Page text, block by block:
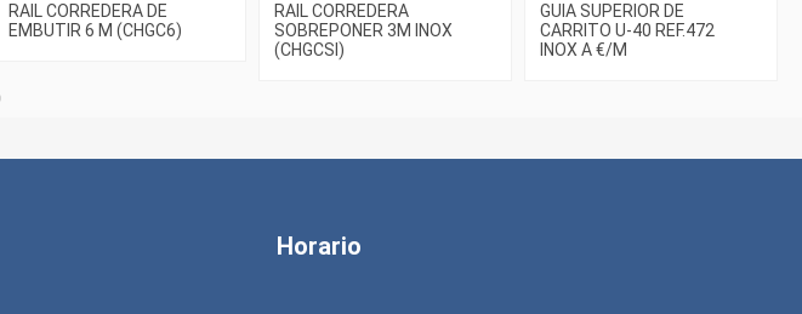
RAIL CORREDERA DE
EMBUTIR 6 M (CHGC6)
RAIL CORREDERA
SOBREPONER 3M INOX
(CHGCSI)
GUIA SUPERIOR DE
CARRITO U-40 REF.472
INOX A €/M
Horario